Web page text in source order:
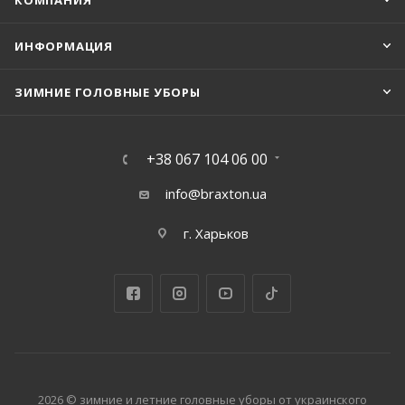
ИНФОРМАЦИЯ
ЗИМНИЕ ГОЛОВНЫЕ УБОРЫ
+38 067 104 06 00
info@braxton.ua
г. Харьков
2026 © зимние и летние головные уборы от украинского